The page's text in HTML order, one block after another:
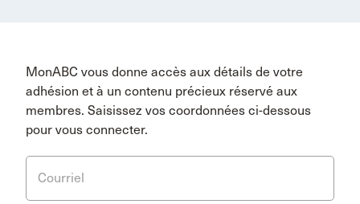
MonABC vous donne accès aux détails de votre
adhésion et à un contenu précieux réservé aux
membres. Saisissez vos coordonnées ci-dessous
pour vous connecter.
Courriel